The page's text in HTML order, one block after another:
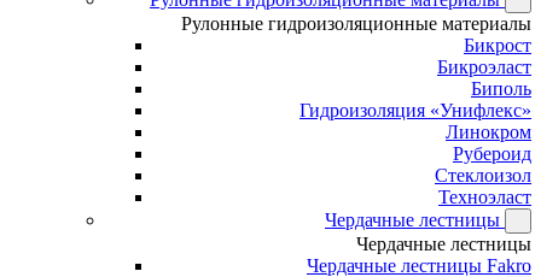
Рулонные гидроизоляционные материалы
Бикрост
Бикроэласт
Биполь
Гидроизоляция «Унифлекс»
Линокром
Рубероид
Стеклоизол
Техноэласт
Чердачные лестницы
Чердачные лестницы
Чердачные лестницы Fakro